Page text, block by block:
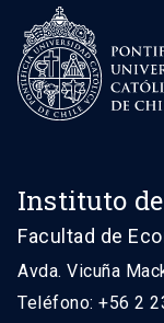
Instituto
Facultad de
Avda. Vicuña
Teléfono: +56 2